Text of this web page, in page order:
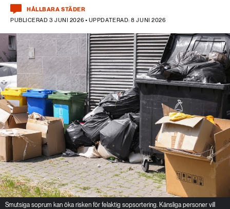
HÅLLBARA STÄDER
PUBLICERAD 3 JUNI 2026 • UPPDATERAD: 8 JUNI 2026
Smutsiga soprum kan öka risken för felaktig sopsortering. Känsliga personer vill